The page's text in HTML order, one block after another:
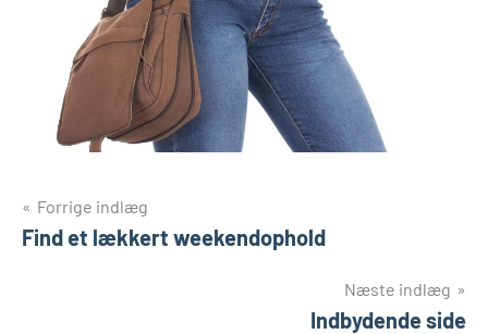
Indlægsnavigation
Forrige indlæg
Find et lækkert weekendophold
Næste indlæg
Indbydende side